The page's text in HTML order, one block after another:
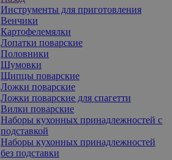
Инструменты для приготовления
Венчики
Картофелемялки
Лопатки поварские
Половники
Шумовки
Щипцы поварские
Ложки поварские
Ложки поварские для спагетти
Вилки поварские
Наборы кухонных принадлежностей с
подставкой
Наборы кухонных принадлежностей
без подставки